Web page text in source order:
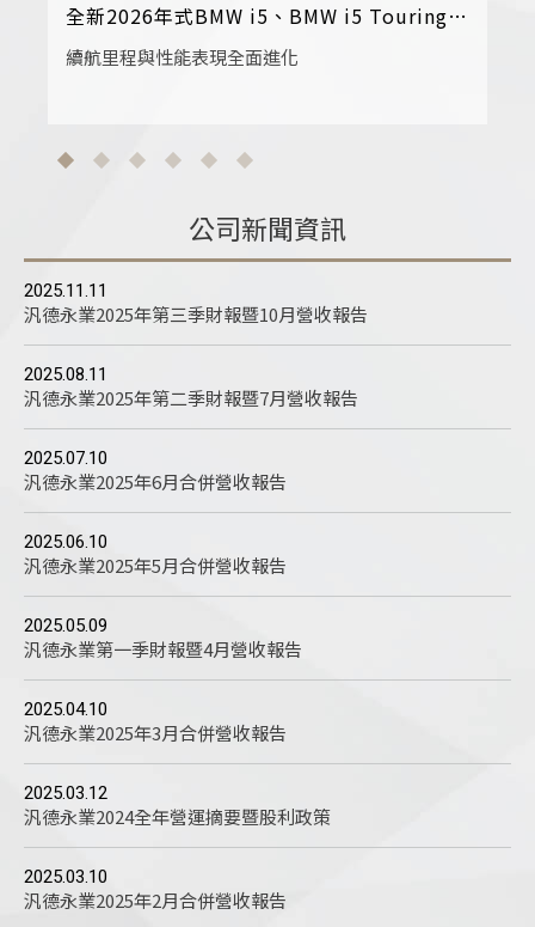
全新2026年式BMW i5、BMW i5 Touring 高調登場
續航里程與性能表現全面進化
公司新聞資訊
2025.11.11
汎德永業2025年第三季財報暨10月營收報告
2025.08.11
汎德永業2025年第二季財報暨7月營收報告
2025.07.10
汎德永業2025年6月合併營收報告
2025.06.10
汎德永業2025年5月合併營收報告
2025.05.09
汎德永業第一季財報暨4月營收報告
2025.04.10
汎德永業2025年3月合併營收報告
2025.03.12
汎德永業2024全年營運摘要暨股利政策
2025.03.10
汎德永業2025年2月合併營收報告